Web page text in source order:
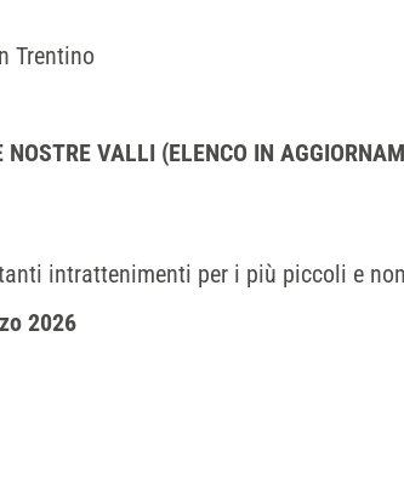
VALLI (ELENCO IN
intrattenimenti per i più piccoli e
2026